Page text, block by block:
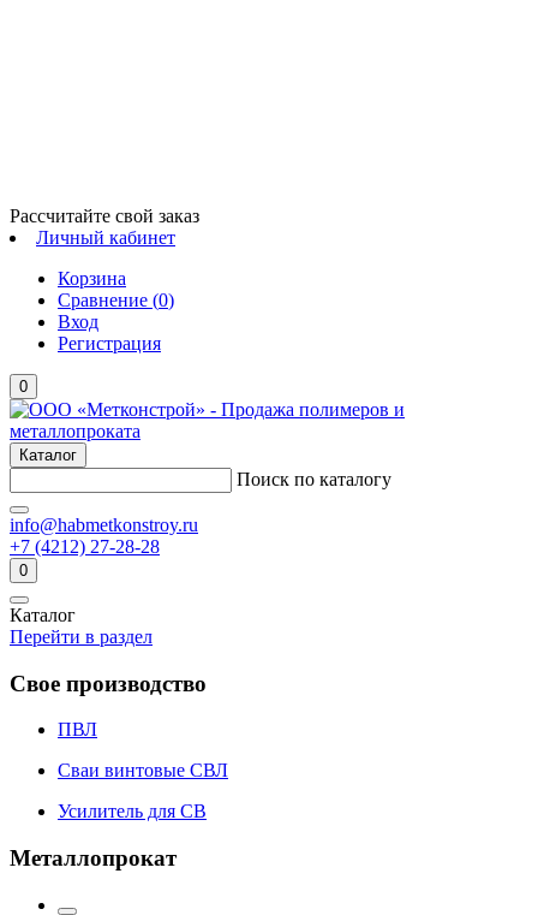
Рассчитайте свой заказ
Личный кабинет
Корзина
Сравнение (0)
Вход
Регистрация
0
Каталог
Поиск по каталогу
info@habmetkonstroy.ru
+7 (4212) 27-28-28
0
Каталог
Перейти в раздел
Свое производство
ПВЛ
Сваи винтовые СВЛ
Усилитель для СВ
Металлопрокат